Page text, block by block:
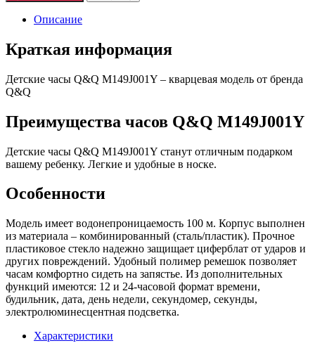
Описание
Краткая информация
Детские часы Q&Q M149J001Y – кварцевая модель от бренда
Q&Q
Преимущества часов Q&Q M149J001Y
Детские часы Q&Q M149J001Y станут отличным подарком
вашему ребенку. Легкие и удобные в носке.
Особенности
Модель имеет водонепроницаемость 100 м. Корпус выполнен
из материала – комбинированный (сталь/пластик). Прочное
пластиковое стекло надежно защищает циферблат от ударов и
других повреждений. Удобный полимер ремешок позволяет
часам комфортно сидеть на запястье. Из дополнительных
функций имеются: 12 и 24-часовой формат времени,
будильник, дата, день недели, секундомер, секунды,
электролюминесцентная подсветка.
Характеристики